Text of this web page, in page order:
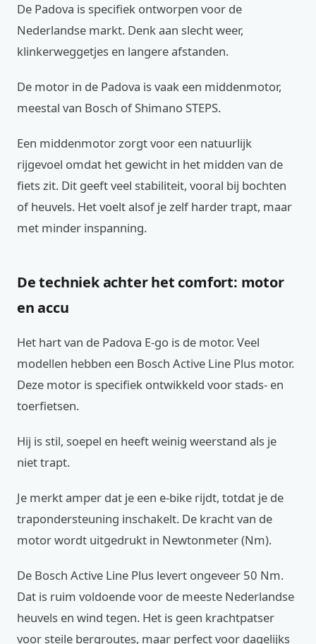
De Padova is specifiek ontworpen voor de
Nederlandse markt. Denk aan slecht weer,
klinkerweggetjes en langere afstanden.
De motor in de Padova is vaak een middenmotor,
meestal van Bosch of Shimano STEPS.
Een middenmotor zorgt voor een natuurlijk
rijgevoel omdat het gewicht in het midden van de
fiets zit. Dit geeft veel stabiliteit, vooral bij bochten
of heuvels. Het voelt alsof je zelf harder trapt, maar
met minder inspanning.
De techniek achter het comfort: motor
en accu
Het hart van de Padova E-go is de motor. Veel
modellen hebben een Bosch Active Line Plus motor.
Deze motor is specifiek ontwikkeld voor stads- en
toerfietsen.
Hij is stil, soepel en heeft weinig weerstand als je
niet trapt.
Je merkt amper dat je een e-bike rijdt, totdat je de
trapondersteuning inschakelt. De kracht van de
motor wordt uitgedrukt in Newtonmeter (Nm).
De Bosch Active Line Plus levert ongeveer 50 Nm.
Dat is ruim voldoende voor de meeste Nederlandse
heuvels en wind tegen. Het is geen krachtpatser
voor steile bergroutes, maar perfect voor dagelijks